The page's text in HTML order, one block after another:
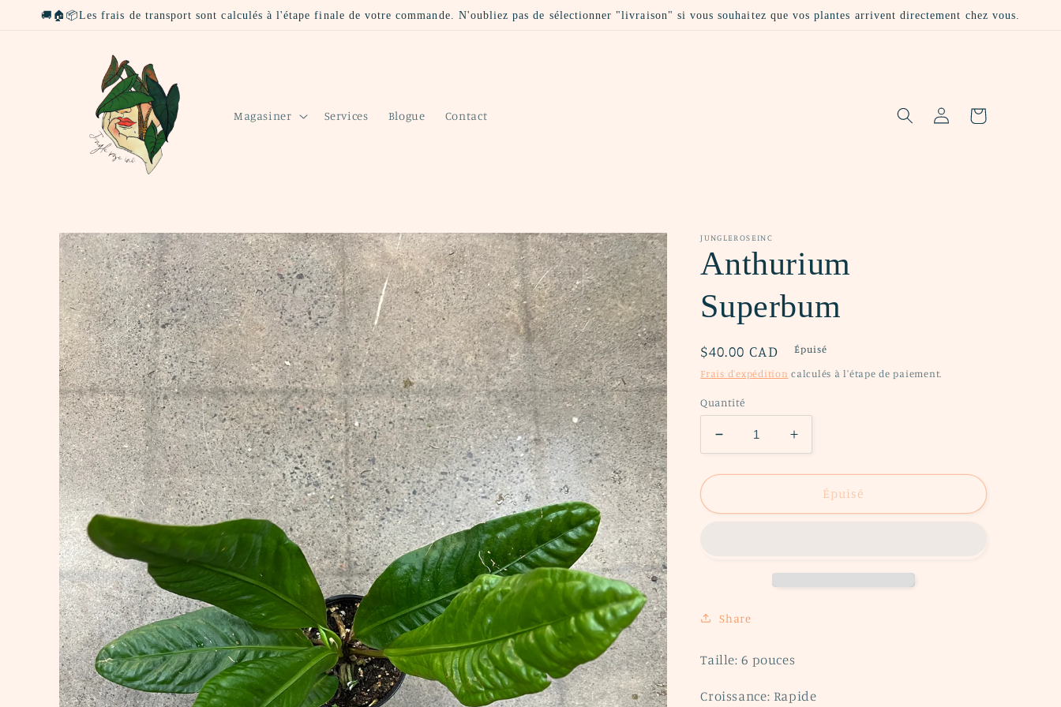
passer
🚚🏠📦Les frais de transport sont calculés à l'étape finale de votre commande. N'oubliez pas de sélectionner "livraison" si vous souhaitez que vos plantes arrivent directement chez vous.
Magasiner Services Blogue Contact ConnexionPanier
Passer aux
informations
produits
JUNGLEROSEINC
Anthurium
Superbum
Prix
habituel
$40.00 CAD Épuisé
Frais d'expédition calculés à l'étape de paiement.
Quantité
Réduire
la
quantité
Anthurium
Augmenter
la
quantité
Anthurium
Épuisé
Share
Taille: 6 pouces
Croissance: Rapide